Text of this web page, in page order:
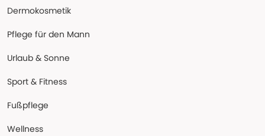
Dermokosmetik
Pflege für den Mann
Urlaub & Sonne
Sport & Fitness
Fußpflege
Wellness